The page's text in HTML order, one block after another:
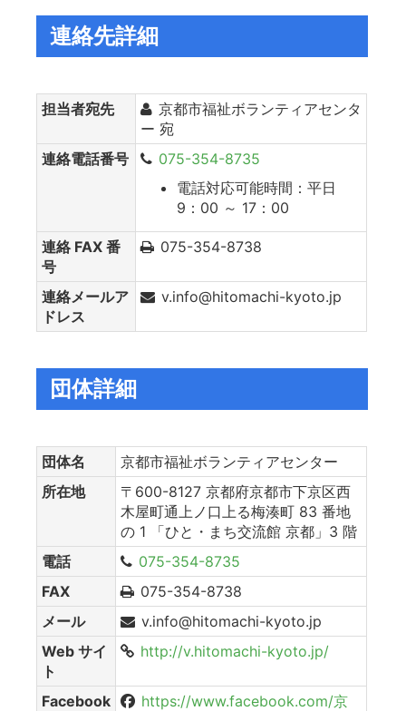
連絡先詳細
担当者宛先
京都市福祉ボランティアセンタ
ー 宛
連絡電話番号
075-354-8735
電話対応可能時間：平日
9：00 ～ 17：00
連絡 FAX 番
号
075-354-8738
連絡メールア
ドレス
v.info@hitomachi-kyoto.jp
団体詳細
団体名
京都市福祉ボランティアセンター
所在地
〒600-8127 京都府京都市下京区西
木屋町通上ノ口上る梅湊町 83 番地
の 1 「ひと・まち交流館 京都」3 階
電話
075-354-8735
FAX
075-354-8738
メール
v.info@hitomachi-kyoto.jp
Web サイ
ト
http://v.hitomachi-kyoto.jp/
Facebook https://www.facebook.com/京